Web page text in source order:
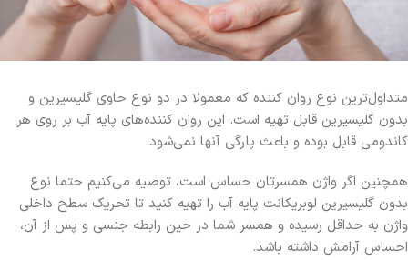
متداول‌ترین نوع روان کننده که معمولا در دو نوع حاوی گلیسیرین و
بدون گلیسیرین قابل تهیه است. این روان کننده‌های پایه آب بر روی هر
کاندومی قابل بوده و باعث پارگی آنها نمی‌شود.
همچنین اگر واژن همسرتان حساس است، توصیه می‌کنیم حتما نوع
بدون گلیسیرین لوبریکانت پایه آب را تهیه کنید تا تحریک سطح داخلی
واژن به حداقل رسیده و همسر شما در حین رابطه جنسی و پس از آن،
احساس آرامش داشته باشد.